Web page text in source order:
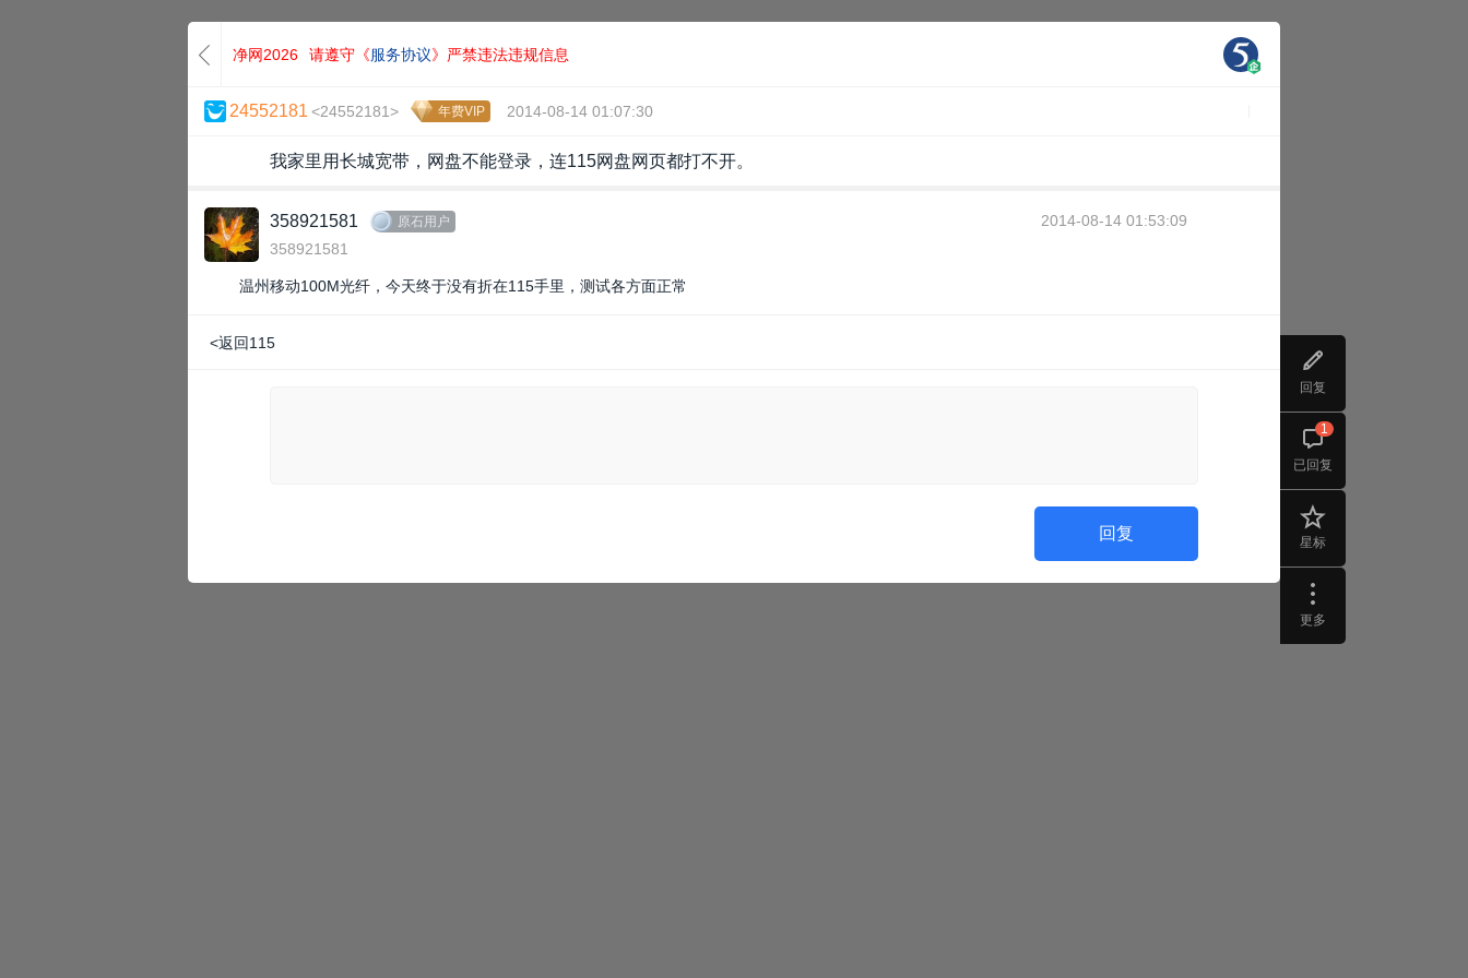
回复
已回复
1
星标
更多
净网2026 请遵守《服务协议》严禁违法违规信息
24552181 <24552181> 年费VIP 2014-08-14 01:07:30
我家里用长城宽带，网盘不能登录，连115网盘网页都打不开。
358921581 原石用户
358921581
2014-08-14 01:53:09
温州移动100M光纤，今天终于没有折在115手里，测试各方面正常
<返回115
回复